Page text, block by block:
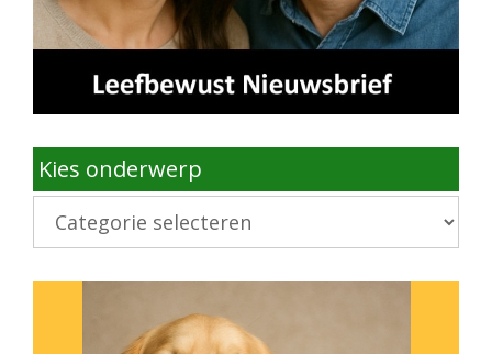
Kies onderwerp
Kies
onderwerp